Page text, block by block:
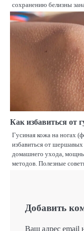
сохранению белизны
Как избавиться от
Гусиная кожа на ногах
избавиться от
домашнего ухода,
методов. Полезные
Добавить
Ваш адрес email